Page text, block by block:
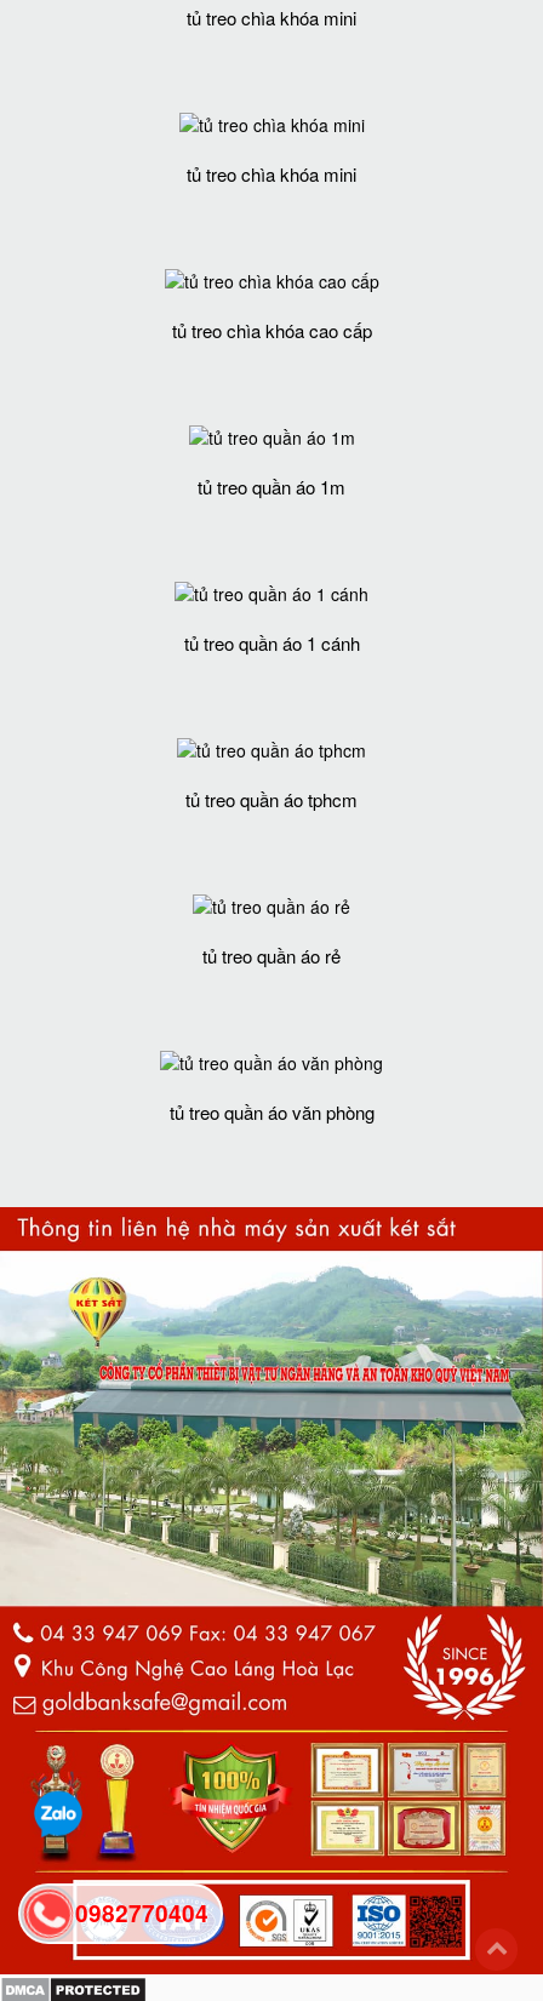
tủ treo chìa khóa mini
tủ treo chìa khóa mini
tủ treo chìa khóa cao cấp
tủ treo quần áo 1m
tủ treo quần áo 1 cánh
tủ treo quần áo tphcm
tủ treo quần áo rẻ
tủ treo quần áo văn phòng
0982770404